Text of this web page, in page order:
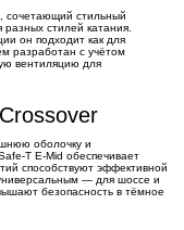
сочетающий стильный
стилей катания.
он подходит как для
разработан с учётом
вентиляцию для
оболочку и
T E-Mid обеспечивает
способствуют эффективной
— для шоссе и
безопасность в тёмное